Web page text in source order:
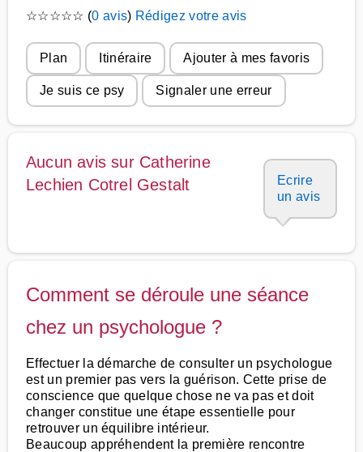
☆☆☆☆☆ (0 avis) Rédigez votre avis
Plan Itinéraire Ajouter à mes favoris
Je suis ce psy Signaler une erreur
Aucun avis sur Catherine
Lechien Cotrel Gestalt
Ecrire
un avis
Comment se déroule une séance
chez un psychologue ?
Effectuer la démarche de consulter un psychologue
est un premier pas vers la guérison. Cette prise de
conscience que quelque chose ne va pas et doit
changer constitue une étape essentielle pour
retrouver un équilibre intérieur.
Beaucoup appréhendent la première rencontre